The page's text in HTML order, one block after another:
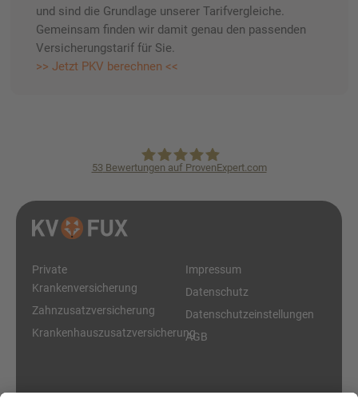
und sind die Grundlage unserer Tarifvergleiche.
Gemeinsam finden wir damit genau den passenden
Versicherungstarif für Sie.
>> Jetzt PKV berechnen <<
KVpro.de GmbH
53 Bewertungen auf ProvenExpert.com
Private
Krankenversicherung
Zahnzusatzversicherung
Krankenhauszusatzversicherung
Impressum
Datenschutz
Datenschutzeinstellungen
AGB